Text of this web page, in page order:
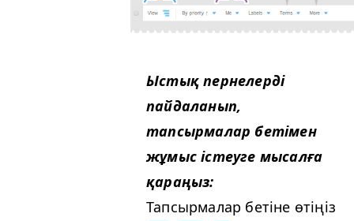
Ыстық пернелерді
пайдаланып,
тапсырмалар бетімен
жұмыс істеуге мысалға
қараңыз:
Тапсырмалар бетіне өтіңіз